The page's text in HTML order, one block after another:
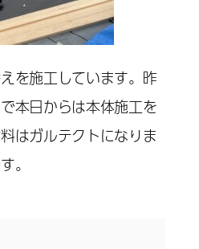
を施工しています。昨
本日からは本体施工を
はガルテクトになりま
。